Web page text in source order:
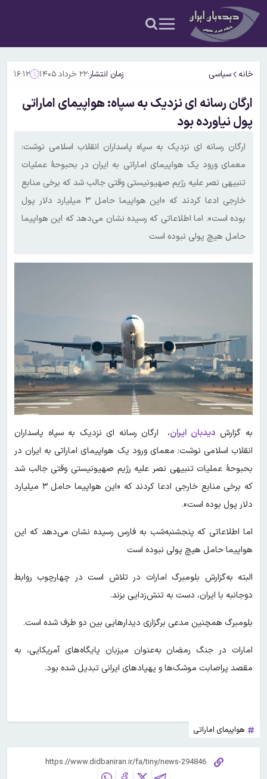
خانه سیاسی زمان انتشار:۲۲ خرداد ۱۴۰۵ ۱۶:۱۲
ارگان رسانه ای نزدیک به سپاه: هواپیمای اماراتی
پول نیاورده بود
ارگان رسانه ای نزدیک به سپاه پاسداران انقلاب اسلامی نوشت:
معمای ورود یک هواپیمای اماراتی به ایران در بحبوحۀ عملیات
تنبیهی نصر علیه رژیم صهیونیستی وقتی جالب شد که برخی منابع
خارجی ادعا کردند که «این هواپیما حامل ۳ میلیارد دلار پول
بوده است». اما اطلاعاتی که رسیده نشان می‌دهد که این هواپیما
حامل هیچ پولی نبوده است
به گزارش دیدبان ایران، ارگان رسانه ای نزدیک به سپاه پاسداران
انقلاب اسلامی نوشت: معمای ورود یک هواپیمای اماراتی به ایران در
بحبوحۀ عملیات تنبیهی نصر علیه رژیم صهیونیستی وقتی جالب شد
که برخی منابع خارجی ادعا کردند که «این هواپیما حامل ۳ میلیارد
دلار پول بوده است».
اما اطلاعاتی که پنجشنبه‌شب به فارس رسیده نشان می‌دهد که این
هواپیما حامل هیچ پولی نبوده است
البته به‌گزارش بلومبرگ امارات در تلاش است در چهارچوب روابط
دوجانبه با ایران، دست به تنش‌زدایی بزند.
بلومبرگ همچنین مدعی برگزاری دیدارهایی بین دو طرف شده است.
امارات در جنگ‌ رمضان به‌عنوان میزبان پایگاه‌های آمریکایی، به
مقصد پراصابت موشک‌ها و پهپادهای ایرانی تبدیل شده بود.
هواپیمای اماراتی